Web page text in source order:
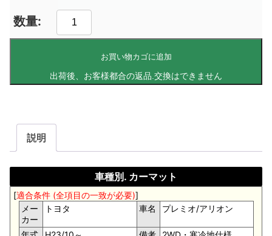
お買い物カゴに追加
説明
車種別. カーマット
[適合条件 (全項目の一致が必要)]
メー
カー
トヨタ 車名 プレミオ/アリオン